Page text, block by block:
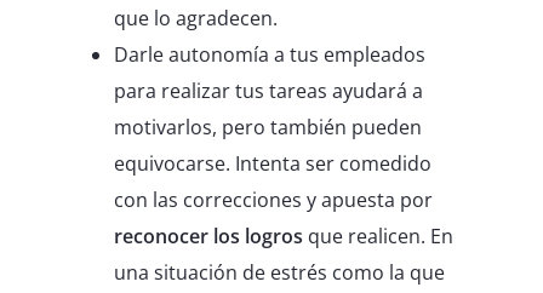
que lo agradecen.
Darle autonomía a tus empleados
para realizar tus tareas ayudará a
motivarlos, pero también pueden
equivocarse. Intenta ser comedido
con las correcciones y apuesta por
reconocer los logros que realicen. En
una situación de estrés como la que